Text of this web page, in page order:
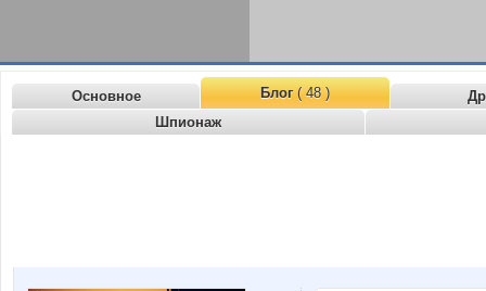
Основное Блог( 48 )
Шпионаж